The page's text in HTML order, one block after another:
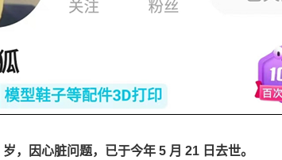
，因心脏问题，已于今年 5 月 21 日去世。